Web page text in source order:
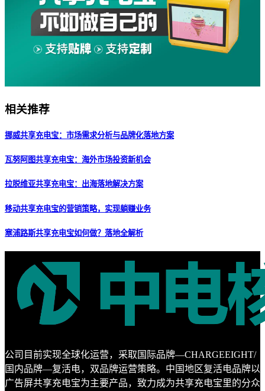
相关推荐
挪威共享充电宝：市场需求分析与品牌化落地方案
瓦努阿图共享充电宝：海外市场投资新机会
拉脱维亚共享充电宝：出海落地解决方案
移动共享充电宝的营销策略，实现躺赚业务
塞浦路斯共享充电宝如何做？落地全解析
公司目前实现全球化运营，采取国际品牌—CHARGEEIGHT/
国内品牌—复活电，双品牌运营策略。中国地区复活电品牌以
广告屏共享充电宝为主要产品，致力成为共享充电宝里的分众